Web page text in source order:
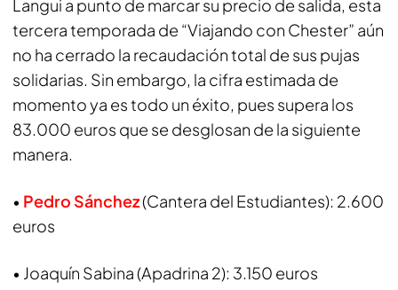
Langui a punto de marcar su precio de salida, esta
tercera temporada de “Viajando con Chester” aún
no ha cerrado la recaudación total de sus pujas
solidarias. Sin embargo, la cifra estimada de
momento ya es todo un éxito, pues supera los
83.000 euros que se desglosan de la siguiente
manera.
• Pedro Sánchez(Cantera del Estudiantes): 2.600
euros
• Joaquín Sabina (Apadrina 2): 3.150 euros